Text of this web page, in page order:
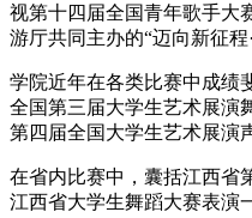
视第十四届全国青年歌手大
游厅共同主办的“迈向新征
学院近年在各类比赛中成绩
全国第三届大学生艺术展演
第四届全国大学生艺术展演
在省内比赛中，囊括江西省
江西省大学生舞蹈大赛表演